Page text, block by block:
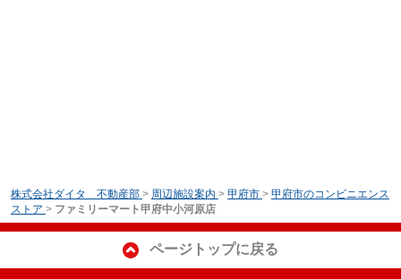
株式会社ダイタ 不動産部 > 周辺施設案内 > 甲府市 > 甲府市のコンビニエンス
ストア > ファミリーマート甲府中小河原店
ページトップに戻る